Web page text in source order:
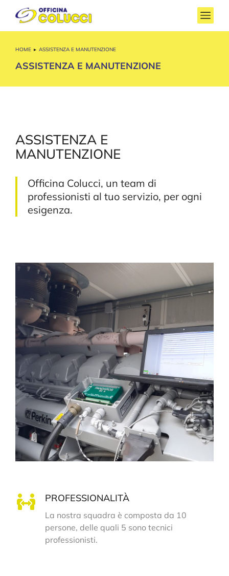
Tu sei qui:
HOME ASSISTENZA E MANUTENZIONE
ASSISTENZA E MANUTENZIONE
ASSISTENZA E
MANUTENZIONE
Officina Colucci, un team di
professionisti al tuo servizio, per ogni
esigenza.
PROFESSIONALITÀ
La nostra squadra è composta da 10
persone, delle quali 5 sono tecnici
professionisti.